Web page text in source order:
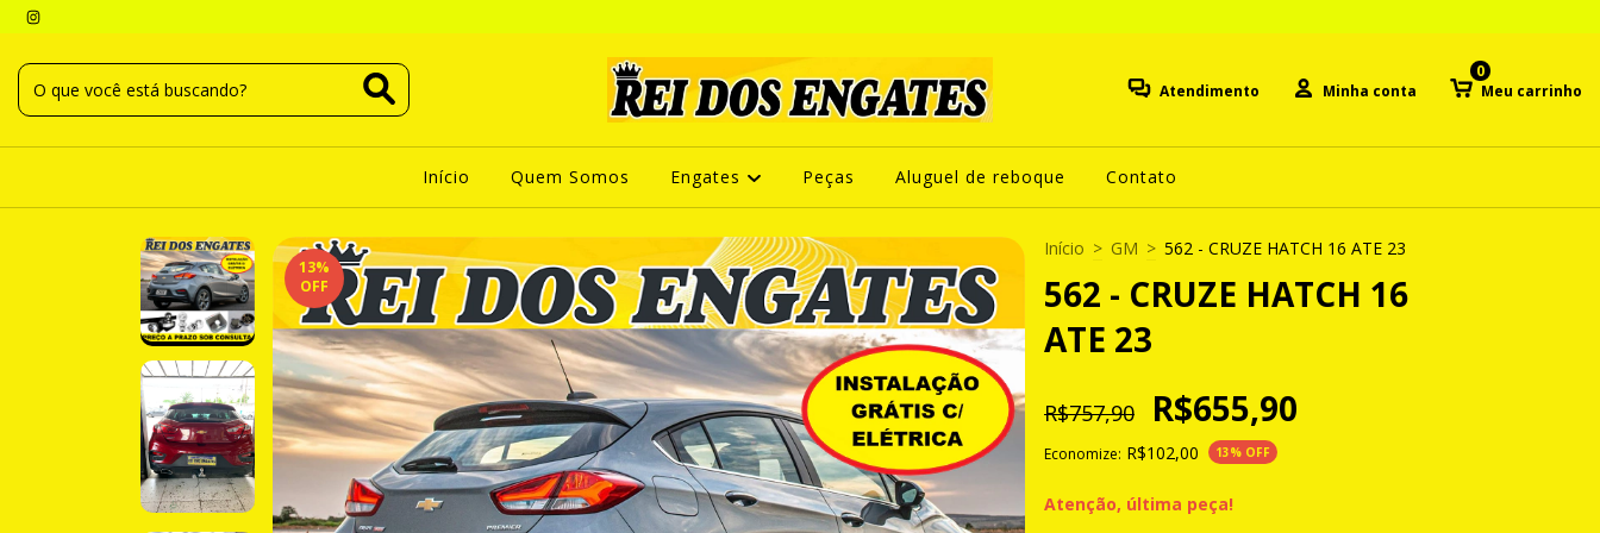
Atendimento Minha conta Meu carrinho
0
Início Quem Somos Engates Peças Aluguel de reboque Contato
13%
OFF
Início > GM > 562 - CRUZE HATCH 16 ATE 23
562 - CRUZE HATCH 16
ATE 23
R$757,90 R$655,90
Economize: R$102,00 13% OFF
Atenção, última peça!